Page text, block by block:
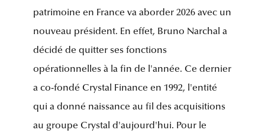
patrimoine en France va aborder 2026 avec un
nouveau président. En effet, Bruno Narchal a
décidé de quitter ses fonctions
opérationnelles à la fin de l'année. Ce dernier
a co-fondé Crystal Finance en 1992, l'entité
qui a donné naissance au fil des acquisitions
au groupe Crystal d'aujourd'hui. Pour le